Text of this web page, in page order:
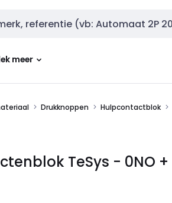
meer
Drukknoppen Hulpcontactblok
TeSys - 0NO +